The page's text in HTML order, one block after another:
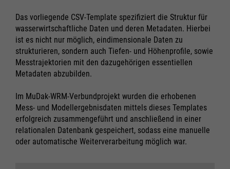
Das vorliegende CSV-Template spezifiziert die Struktur für
wasserwirtschaftliche Daten und deren Metadaten. Hierbei
ist es nicht nur möglich, eindimensionale Daten zu
strukturieren, sondern auch Tiefen- und Höhenprofile, sowie
Messtrajektorien mit den dazugehörigen essentiellen
Metadaten abzubilden.
Im MuDak-WRM-Verbundprojekt wurden die erhobenen
Mess- und Modellergebnisdaten mittels dieses Templates
erfolgreich zusammengeführt und anschließend in einer
relationalen Datenbank gespeichert, sodass eine manuelle
oder automatische Weiterverarbeitung möglich war.
Ablehnen
Impressum Datenschutz
Ablehnen
Impressum Datenschutz